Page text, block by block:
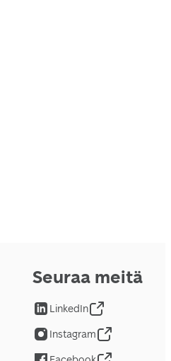
Seuraa meitä
LinkedIn
Instagram